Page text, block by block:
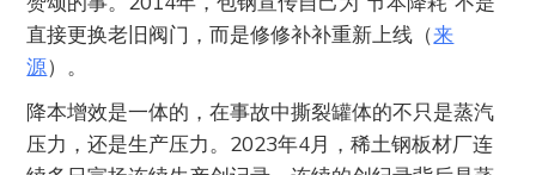
直接更换老旧阀门，而是修修补补重新上线（来
源）。
降本增效是一体的，在事故中撕裂罐体的不只是蒸汽
压力，还是生产压力。2023年4月，稀土钢板材厂连